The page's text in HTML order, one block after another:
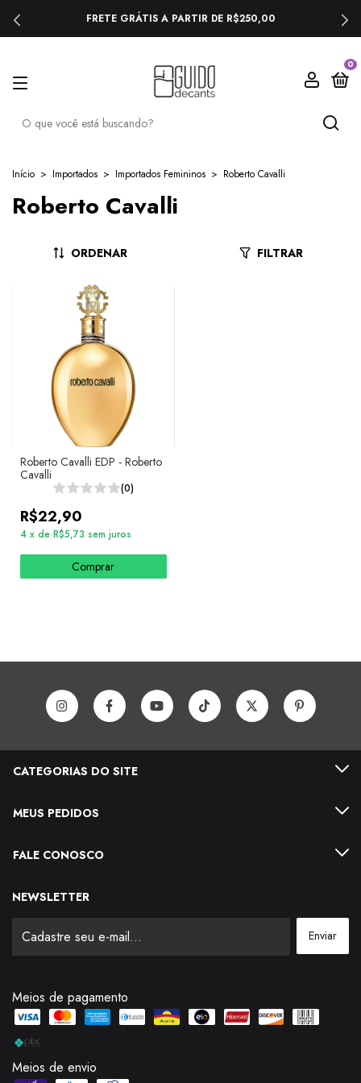
FRETE GRÁTIS A PARTIR DE R$250,00
0
Início > Importados > Importados Femininos > Roberto Cavalli
Roberto Cavalli
ORDENAR FILTRAR
Roberto Cavalli EDP - Roberto
Cavalli
(0)
R$22,90
4 x de R$5,73 sem juros
Comprar
CATEGORIAS DO SITE
MEUS PEDIDOS
FALE CONOSCO
NEWSLETTER
Meios de pagamento
Meios de envio